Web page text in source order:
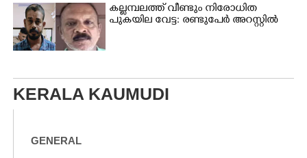
കല്ലമ്പലത്ത് വീണ്ടും നിരോധിത
പുകയില വേട്ട: രണ്ടുപേർ അറസ്റ്റിൽ
KERALA KAUMUDI
GENERAL